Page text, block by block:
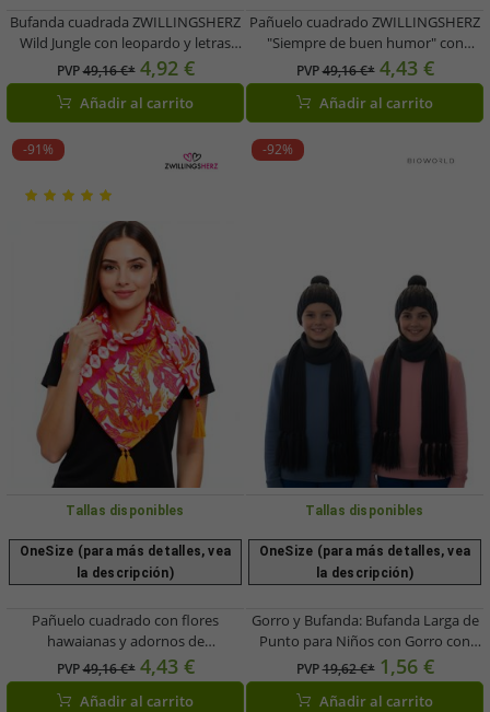
Bufanda cuadrada ZWILLINGSHERZ
Wild Jungle con leopardo y letras
WILD, 3016Q-2907-20
rosa/marrón/multicolor
PVP49,16 €* 4,92 €
Añadir al carrito
Pañuelo cuadrado ZWILLINGSHERZ
"Siempre de buen humor" con
estampado llamativo y adornos,
3016Q-0209-5 rosa/naranja
PVP49,16 €* 4,43 €
Añadir al carrito
-91%
Tallas disponibles
OneSize (para más detalles, vea
la descripción)
Pañuelo cuadrado con flores
hawaianas y adornos de
ZWILLINGSHERZ, 3016Q-2907-90,
color naranja/rosa
PVP49,16 €* 4,43 €
Añadir al carrito
-92%
Tallas disponibles
OneSize (para más detalles, vea
la descripción)
Gorro y Bufanda: Bufanda Larga de
Punto para Niños con Gorro con
Pompón SF157827PLB Gris
PVP19,62 €* 1,56 €
Añadir al carrito